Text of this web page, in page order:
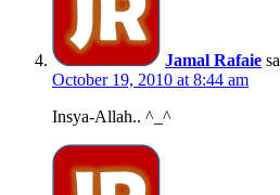
Jamal Rafaie
October 19, 2010 at 8:44 am
Insya-Allah.. ^_^